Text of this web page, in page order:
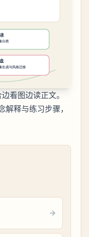
看图边读正文。
释与练习步骤，